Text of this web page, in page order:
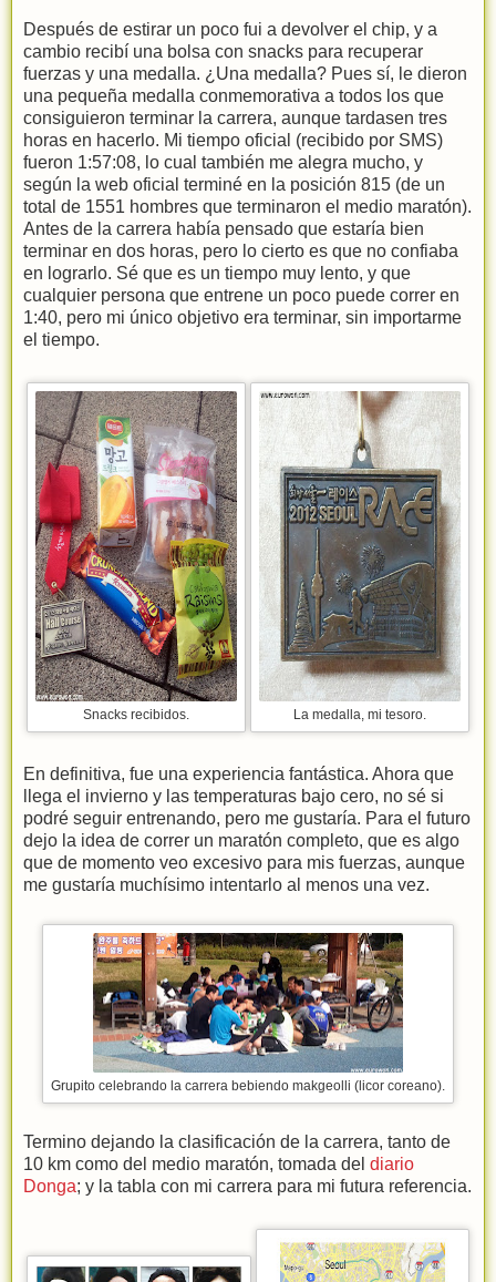
Después de estirar un poco fui a devolver el chip, y a
cambio recibí una bolsa con snacks para recuperar
fuerzas y una medalla. ¿Una medalla? Pues sí, le dieron
una pequeña medalla conmemorativa a todos los que
consiguieron terminar la carrera, aunque tardasen tres
horas en hacerlo. Mi tiempo oficial (recibido por SMS)
fueron 1:57:08, lo cual también me alegra mucho, y
según la web oficial terminé en la posición 815 (de un
total de 1551 hombres que terminaron el medio maratón).
Antes de la carrera había pensado que estaría bien
terminar en dos horas, pero lo cierto es que no confiaba
en lograrlo. Sé que es un tiempo muy lento, y que
cualquier persona que entrene un poco puede correr en
1:40, pero mi único objetivo era terminar, sin importarme
el tiempo.
Snacks recibidos. La medalla, mi tesoro.
En definitiva, fue una experiencia fantástica. Ahora que
llega el invierno y las temperaturas bajo cero, no sé si
podré seguir entrenando, pero me gustaría. Para el futuro
dejo la idea de correr un maratón completo, que es algo
que de momento veo excesivo para mis fuerzas, aunque
me gustaría muchísimo intentarlo al menos una vez.
Grupito celebrando la carrera bebiendo makgeolli (licor coreano).
Termino dejando la clasificación de la carrera, tanto de
10 km como del medio maratón, tomada del diario
Donga; y la tabla con mi carrera para mi futura referencia.